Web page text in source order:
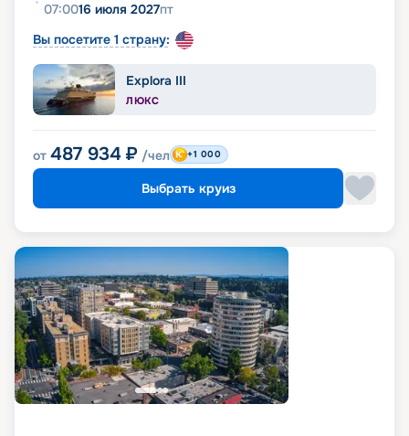
07:0016 июля 2027пт
Вы посетите 1 страну:
Explora III
ЛЮКС
от 487 934 ₽ /чел +1 000
Выбрать круиз